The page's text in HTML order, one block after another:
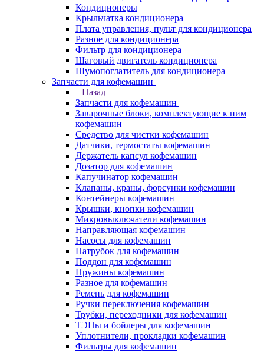
Кондиционеры
Крыльчатка кондиционера
Плата управления, пульт для кондиционера
Разное для кондиционера
Фильтр для кондиционера
Шаговый двигатель кондиционера
Шумопоглатитель для кондиционера
Запчасти для кофемашин
Назад
Запчасти для кофемашин
Заварочные блоки, комплектующие к ним
кофемашин
Средство для чистки кофемашин
Датчики, термостаты кофемашин
Держатель капсул кофемашин
Дозатор для кофемашин
Капучинатор кофемашин
Клапаны, краны, форсунки кофемашин
Контейнеры кофемашин
Крышки, кнопки кофемашин
Микровыключатели кофемашин
Направляющая кофемашин
Насосы для кофемашин
Патрубок для кофемашин
Поддон для кофемашин
Пружины кофемашин
Разное для кофемашин
Ремень для кофемашин
Ручки переключения кофемашин
Трубки, переходники для кофемашин
ТЭНы и бойлеры для кофемашин
Уплотнители, прокладки кофемашин
Фильтры для кофемашин